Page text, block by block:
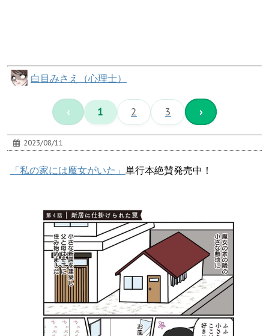
白目みさえ（心理士）
‹ 1 2 3 ›
2023/08/11
「私の家には魔女がいた」 単行本絶賛発売中！